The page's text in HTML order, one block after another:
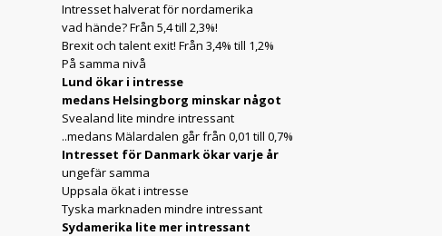
Intresset halverat för nordamerika
vad hände? Från 5,4 till 2,3%!
Brexit och talent exit! Från 3,4% till 1,2%
På samma nivå
Lund ökar i intresse
medans Helsingborg minskar något
Svealand lite mindre intressant
..medans Mälardalen går från 0,01 till 0,7%
Intresset för Danmark ökar varje år
ungefär samma
Uppsala ökat i intresse
Tyska marknaden mindre intressant
Sydamerika lite mer intressant